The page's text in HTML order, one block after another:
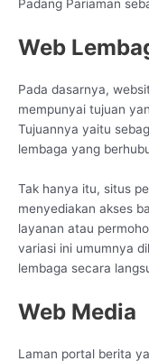
Padang Pariaman
Web
Pada dasarnya,
mempunyai tujuan
Tujuannya yaitu
lembaga yang
Tak hanya itu, situs
menyediakan akses
layanan atau
variasi ini umumnya
lembaga secara
Web Media
Laman portal berita